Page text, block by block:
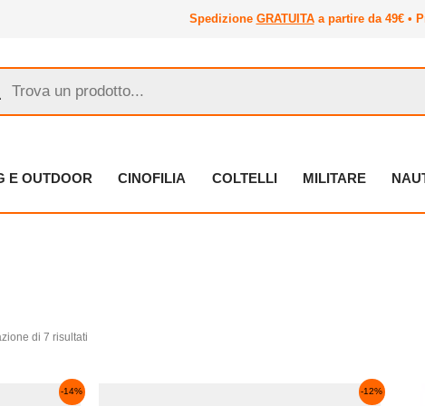
Spedizione GRATUITAa partire da 49€ •
E OUTDOOR CINOFILIA COLTELLI MILITARE
di 7 risultati
-14% -12%